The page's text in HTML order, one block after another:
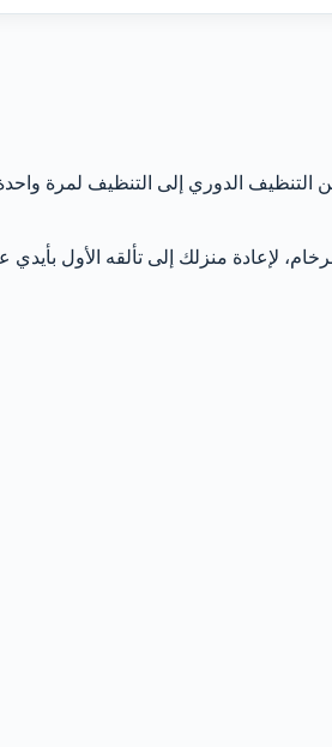
الدوري إلى التنظيف لمرة
لإعادة منزلك إلى تألقه الأول